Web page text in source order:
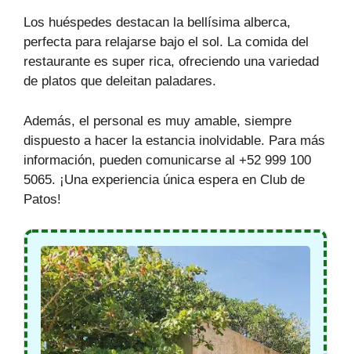
Los huéspedes destacan la bellísima alberca,
perfecta para relajarse bajo el sol. La comida del
restaurante es super rica, ofreciendo una variedad
de platos que deleitan paladares.
Además, el personal es muy amable, siempre
dispuesto a hacer la estancia inolvidable. Para más
información, pueden comunicarse al +52 999 100
5065. ¡Una experiencia única espera en Club de
Patos!